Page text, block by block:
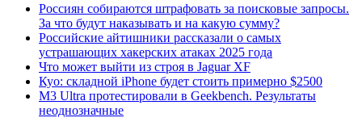
Россиян собираются штрафовать за поисковые запросы.
За что будут наказывать и на какую сумму?
Российские айтишники рассказали о самых
устрашающих хакерских атаках 2025 года
Что может выйти из строя в Jaguar XF
Куо: складной iPhone будет стоить примерно $2500
M3 Ultra протестировали в Geekbench. Результаты
неоднозначные